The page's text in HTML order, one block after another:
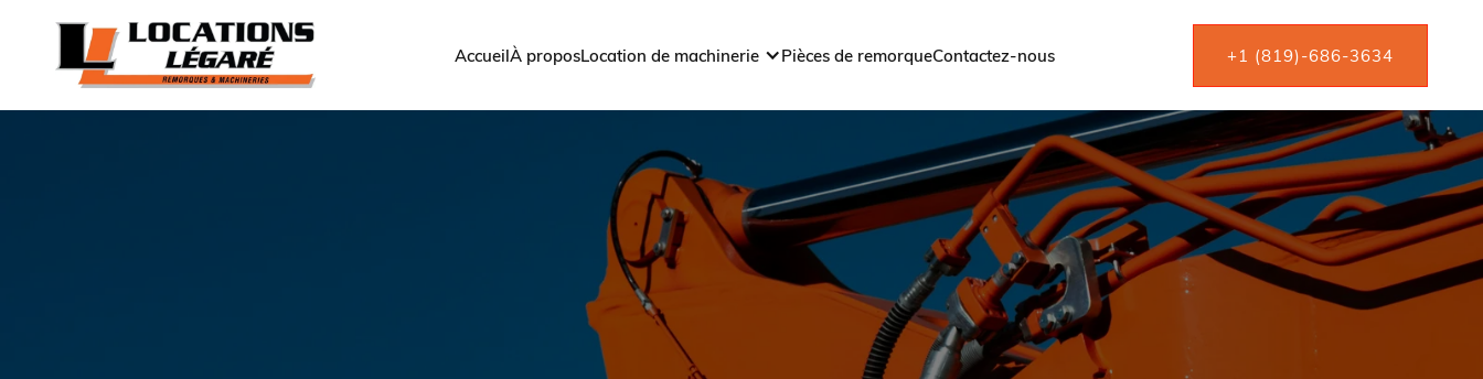
AccueilÀ proposLocation de machinerie Pièces de remorqueContactez-nous +1 (819)-686-3634